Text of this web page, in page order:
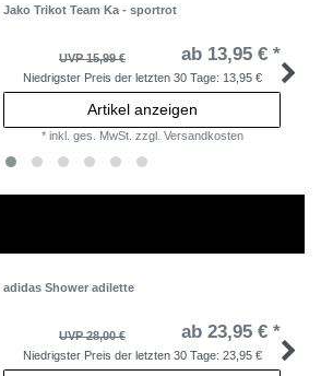
Jako Trikot Team Ka - sportrot
UVP 15,99 € ab 13,95 € *
Niedrigster Preis der letzten 30 Tage: 13,95 €
Artikel anzeigen
* inkl. ges. MwSt. zzgl. Versandkosten
adidas Shower adilette
UVP 28,00 € ab 23,95 € *
Niedrigster Preis der letzten 30 Tage: 23,95 €